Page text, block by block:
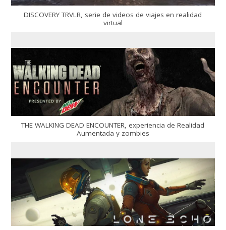
DISCOVERY TRVLR, serie de videos de viajes en realidad
virtual
THE WALKING DEAD ENCOUNTER, experiencia de Realidad
Aumentada y zombies